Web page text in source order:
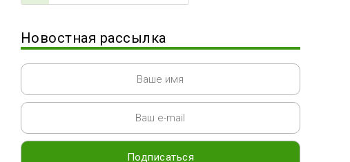
Новостная рассылка